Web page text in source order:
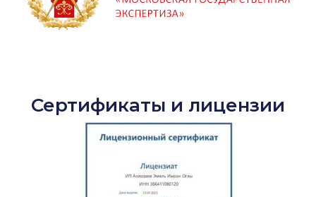
Сертификаты и лицензии